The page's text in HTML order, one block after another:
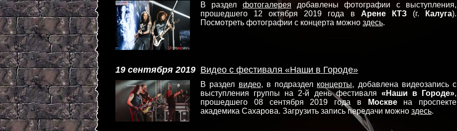
В раздел фотогалерея добавлены фотографии с выступления,
прошедшего 12 октября 2019 года в Арене КТЗ(г. Калуга).
Посмотреть фотографии с концерта можно здесь.
19 сентября 2019 Видео с фестиваля «Наши в Городе»
В раздел видео, в подраздел концерты, добавлена видеозапись с
выступления группы на 2-й день фестиваля «Наши в Городе»,
прошедшего 08 сентября 2019 года в
Москвена проспекте
академика Сахарова. Загрузить запись передачи можно здесь.